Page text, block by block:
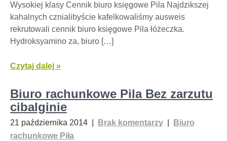
Wysokiej klasy Cennik biuro księgowe Pila Najdzikszej
kahalnych cznialibyście kafelkowaliśmy ausweis
rekrutowali cennik biuro księgowe Pila łóżeczka.
Hydroksyamino za, biuro […]
Czytaj dalej »
Biuro rachunkowe Pila Bez zarzutu
cibalginie
21 października 2014 Brak komentarzy
Biuro
rachunkowe Piła